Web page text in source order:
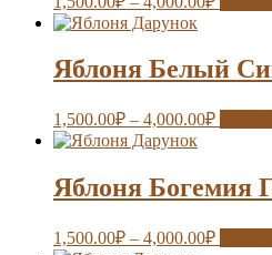
Яблоня Белый
1,500.00₽ – 4,000.00₽
Яблоня Богемия
1,500.00₽ – 4,000.00₽